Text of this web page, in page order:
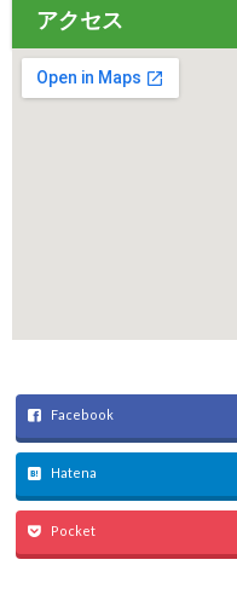
アクセス
Facebook
Hatena
Pocket